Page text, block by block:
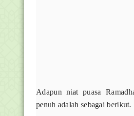
Adapun niat puasa
penuh adalah sebagai berikut.